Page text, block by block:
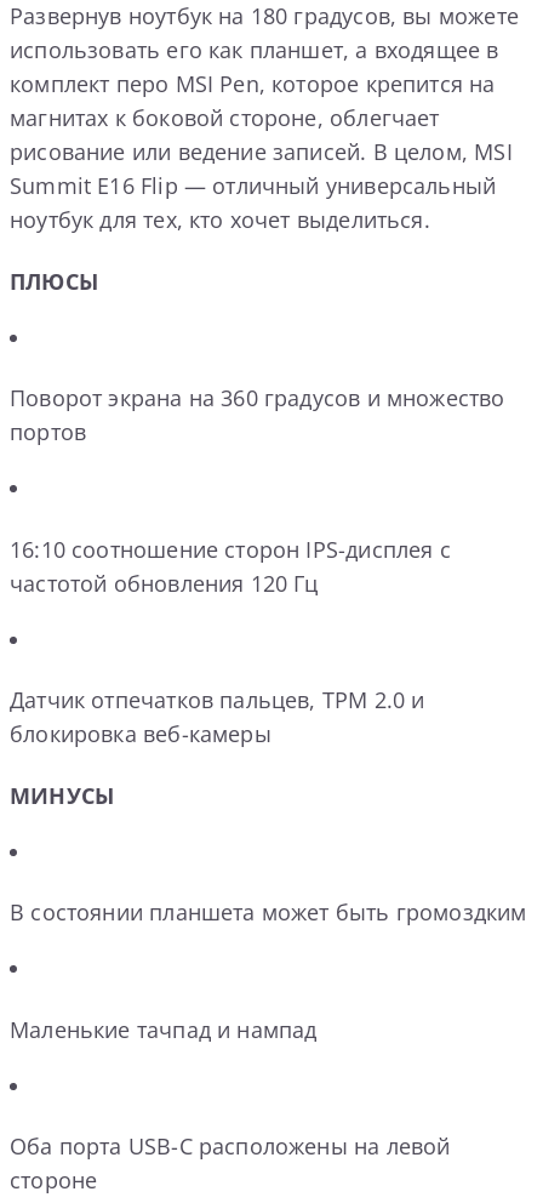
Развернув ноутбук на 180 градусов, вы можете
использовать его как планшет, а входящее в
комплект перо MSI Pen, которое крепится на
магнитах к боковой стороне, облегчает
рисование или ведение записей. В целом, MSI
Summit E16 Flip — отличный универсальный
ноутбук для тех, кто хочет выделиться.
ПЛЮСЫ
Поворот экрана на 360 градусов и множество
портов
16:10 соотношение сторон IPS-дисплея с
частотой обновления 120 Гц
Датчик отпечатков пальцев, TPM 2.0 и
блокировка веб-камеры
МИНУСЫ
В состоянии планшета может быть громоздким
Маленькие тачпад и нампад
Оба порта USB-C расположены на левой
стороне